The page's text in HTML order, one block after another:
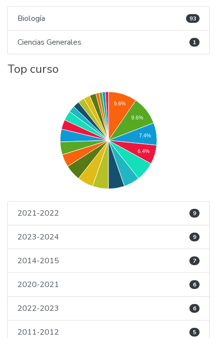
Biología 93
Ciencias Generales 1
Top curso
9.6%
9.6%
7.4%
6.4%
2021-2022 9
2023-2024 9
2014-2015 7
2020-2021 6
2022-2023 6
2011-2012 5